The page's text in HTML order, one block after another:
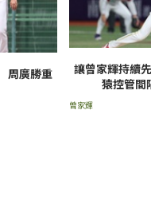
周廣勝重
讓曾家輝持續
猿控管間
曾家輝